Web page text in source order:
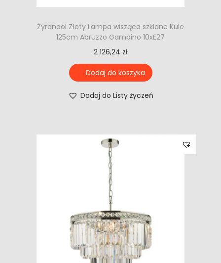
Żyrandol Złoty Lampa wisząca szklane Kule
125cm Abruzzo Gambino 10xE27
2 126,24 zł
Dodaj do koszyka
Dodaj do Listy życzeń